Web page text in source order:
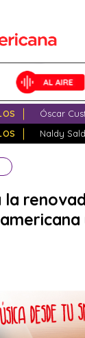
Óscar
Naldy
la